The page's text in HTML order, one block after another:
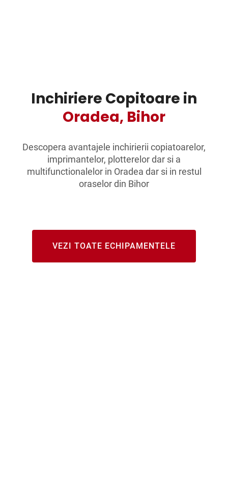
Inchiriere Copitoare in
Oradea, Bihor
Descopera avantajele inchirierii copiatoarelor,
imprimantelor, plotterelor dar si a
multifunctionalelor in Oradea dar si in restul
oraselor din Bihor
VEZI TOATE ECHIPAMENTELE